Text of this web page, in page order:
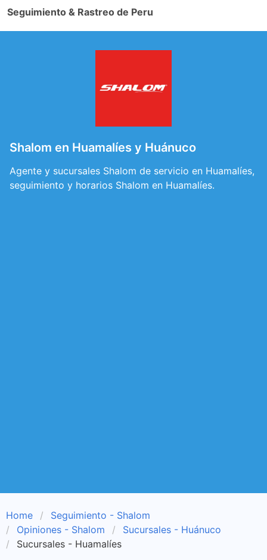
Seguimiento & Rastreo de Peru
Shalom en Huamalíes y Huánuco
Agente y sucursales Shalom de servicio en Huamalíes,
seguimiento y horarios Shalom en Huamalíes.
Home
Seguimiento - Shalom
Opiniones - Shalom
Sucursales - Huánuco
Sucursales - Huamalíes